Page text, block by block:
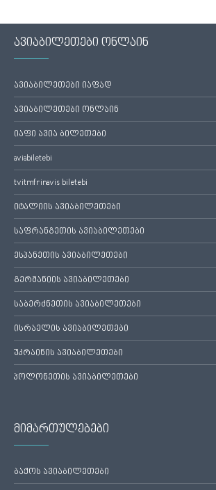
ავიაბილეთები ონლაინ
ავიაბილეთები იაფად
ავიაბილეთები ონლაინ
იაფი ავია ბილეთები
aviabiletebi
tvitmfrinavis biletebi
იტალიის ავიაბილეთები
საფრანგეთის ავიაბილეთები
ესპანეთის ავიაბილეთები
გერმანიის ავიაბილეთები
საბერძნეთის ავიაბილეთები
ისრაელის ავიაბილეთები
უკრაინის ავიაბილეთები
პოლონეთის ავიაბილეთები
მიმართულებები
ბაქოს ავიაბილეთები